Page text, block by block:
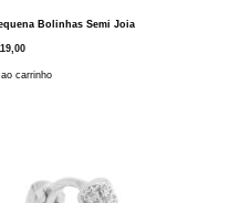
Bolinhas Semi Joia
carrinho